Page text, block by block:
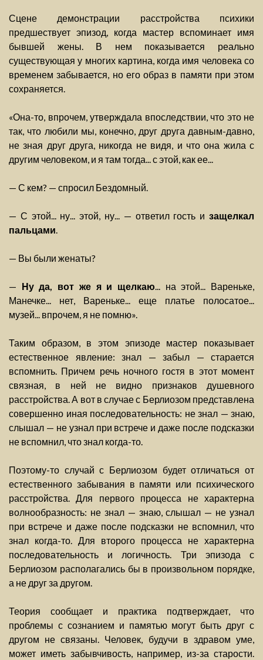
Сцене демонстрации расстройства психики
предшествует эпизод, когда мастер вспоминает имя
бывшей жены. В нем показывается реально
существующая у многих картина, когда имя человека со
временем забывается, но его образ в памяти при этом
сохраняется.
«Она-то, впрочем, утверждала впоследствии, что это не
так, что любили мы, конечно, друг друга давным-давно,
не зная друг друга, никогда не видя, и что она жила с
другим человеком, и я там тогда... с этой, как ее...
— С кем? — спросил Бездомный.
— С этой... ну... этой, ну... — ответил гость и защелкал
пальцами.
— Вы были женаты?
— Ну да, вот же я и щелкаю... на этой... Вареньке,
Манечке... нет, Вареньке... еще платье полосатое...
музей... впрочем, я не помню».
Таким образом, в этом эпизоде мастер показывает
естественное явление: знал — забыл — старается
вспомнить. Причем речь ночного гостя в этот момент
связная, в ней не видно признаков душевного
расстройства. А вот в случае с Берлиозом представлена
совершенно иная последовательность: не знал — знаю,
слышал — не узнал при встрече и даже после подсказки
не вспомнил, что знал когда-то.
Поэтому-то случай с Берлиозом будет отличаться от
естественного забывания в памяти или психического
расстройства. Для первого процесса не характерна
волнообразность: не знал — знаю, слышал — не узнал
при встрече и даже после подсказки не вспомнил, что
знал когда-то. Для второго процесса не характерна
последовательность и логичность. Три эпизода с
Берлиозом располагались бы в произвольном порядке,
а не друг за другом.
Теория сообщает и практика подтверждает, что
проблемы с сознанием и памятью могут быть друг с
другом не связаны. Человек, будучи в здравом уме,
может иметь забывчивость, например, из-за старости.